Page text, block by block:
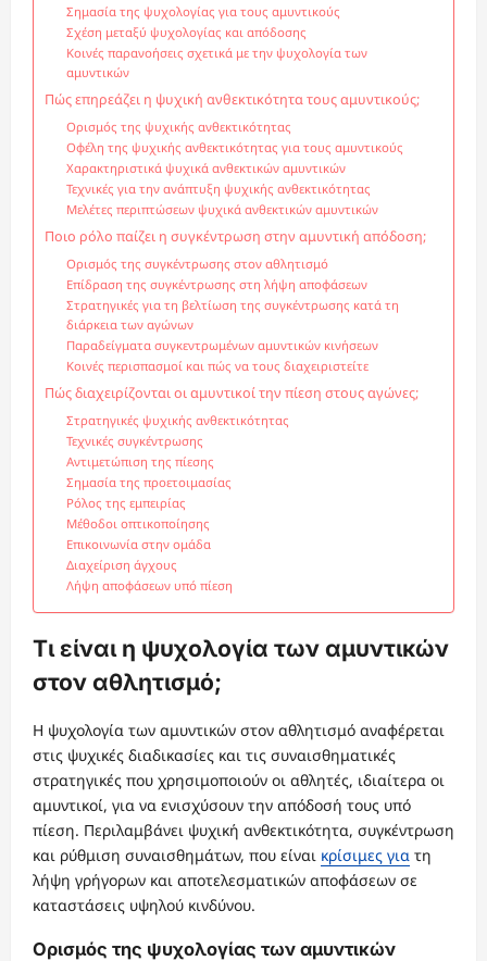
Σημασία της ψυχολογίας για τους αμυντικούς
Σχέση μεταξύ ψυχολογίας και απόδοσης
Κοινές παρανοήσεις σχετικά με την ψυχολογία των
αμυντικών
Πώς επηρεάζει η ψυχική ανθεκτικότητα τους αμυντικούς;
Ορισμός της ψυχικής ανθεκτικότητας
Οφέλη της ψυχικής ανθεκτικότητας για τους αμυντικούς
Χαρακτηριστικά ψυχικά ανθεκτικών αμυντικών
Τεχνικές για την ανάπτυξη ψυχικής ανθεκτικότητας
Μελέτες περιπτώσεων ψυχικά ανθεκτικών αμυντικών
Ποιο ρόλο παίζει η συγκέντρωση στην αμυντική απόδοση;
Ορισμός της συγκέντρωσης στον αθλητισμό
Επίδραση της συγκέντρωσης στη λήψη αποφάσεων
Στρατηγικές για τη βελτίωση της συγκέντρωσης κατά τη
διάρκεια των αγώνων
Παραδείγματα συγκεντρωμένων αμυντικών κινήσεων
Κοινές περισπασμοί και πώς να τους διαχειριστείτε
Πώς διαχειρίζονται οι αμυντικοί την πίεση στους αγώνες;
Στρατηγικές ψυχικής ανθεκτικότητας
Τεχνικές συγκέντρωσης
Αντιμετώπιση της πίεσης
Σημασία της προετοιμασίας
Ρόλος της εμπειρίας
Μέθοδοι οπτικοποίησης
Επικοινωνία στην ομάδα
Διαχείριση άγχους
Λήψη αποφάσεων υπό πίεση
Τι είναι η ψυχολογία των αμυντικών
στον αθλητισμό;
Η ψυχολογία των αμυντικών στον αθλητισμό αναφέρεται
στις ψυχικές διαδικασίες και τις συναισθηματικές
στρατηγικές που χρησιμοποιούν οι αθλητές, ιδιαίτερα οι
αμυντικοί, για να ενισχύσουν την απόδοσή τους υπό
πίεση. Περιλαμβάνει ψυχική ανθεκτικότητα, συγκέντρωση
και ρύθμιση συναισθημάτων, που είναι κρίσιμες για τη
λήψη γρήγορων και αποτελεσματικών αποφάσεων σε
καταστάσεις υψηλού κινδύνου.
Ορισμός της ψυχολογίας των αμυντικών